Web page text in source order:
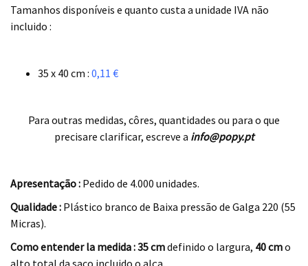
Tamanhos disponíveis e quanto custa a unidade IVA não
incluido :
35 x 40 cm : 0,11 €
Para outras medidas, côres, quantidades ou para o que
precisare clarificar, escreve a info@popy.pt
Apresentação : Pedido de 4.000 unidades.
Qualidade : Plástico branco de Baixa pressão de Galga 220 (55
Micras).
Como entender la medida : 35 cmdefinido o largura, 40 cmo